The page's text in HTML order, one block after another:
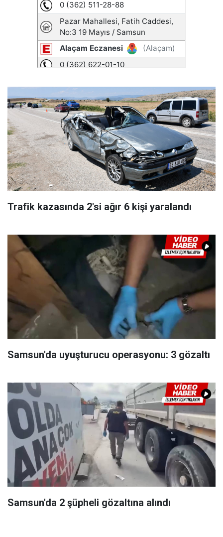
Trafik kazasında 2'si ağır 6 kişi yaralandı
Samsun'da uyuşturucu operasyonu: 3 gözaltı
Samsun'da 2 şüpheli gözaltına alındı